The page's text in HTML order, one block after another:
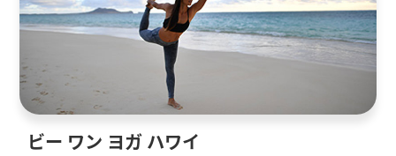
ビー ワン ヨガ ハワイ